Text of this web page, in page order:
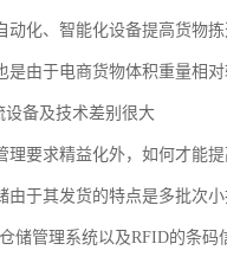
动化、智能化设备提高货物
是由于电商货物体积重量相
设备及技术差别很大
理要求精益化外，如何才能
由于其发货的特点是多批次
储管理系统以及RFID的条